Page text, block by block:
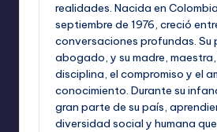
realidades. Nacida en
septiembre de 1976, creció
conversaciones profundas. Su
abogado, y su madre,
disciplina, el compromiso y el
conocimiento. Durante su
gran parte de su país,
diversidad social y humana